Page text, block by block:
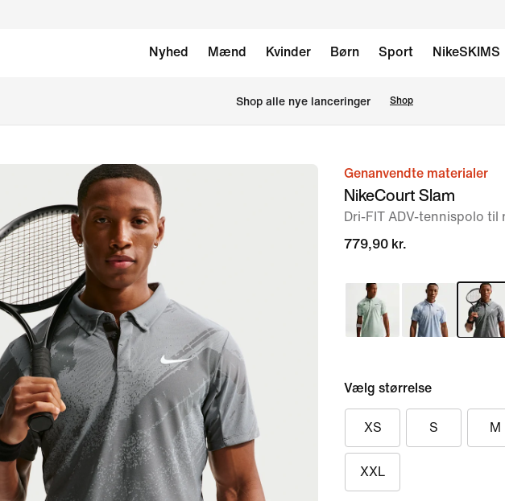
Nyhed Mænd Kvinder Børn Sport NikeSKIMS
Shop alle nye lanceringer Shop
billedeGenanvendte materialer
NikeCourt Slam
Dri-FIT ADV-tennispolo
779,90 kr.
Vælg størrelse
XS S M
XXL